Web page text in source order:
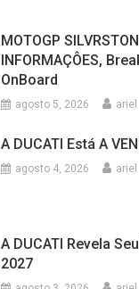
MOTOGP
INFORMAÇÔES,
OnBoard
agosto 5, 2026 ariel
A DUCATI Está A
agosto 4, 2026 ariel
A DUCATI Revela
2027